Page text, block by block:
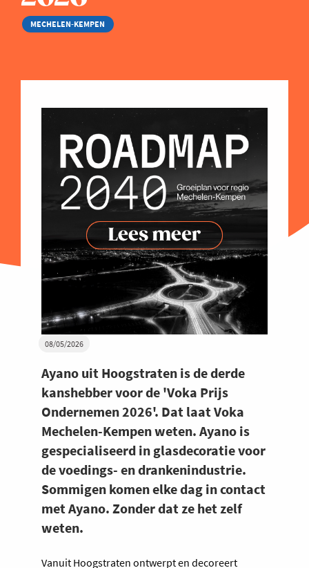
MECHELEN-KEMPEN
08/05/2026
Ayano uit Hoogstraten is de derde
kanshebber voor de 'Voka Prijs
Ondernemen 2026'. Dat laat Voka
Mechelen-Kempen weten. Ayano is
gespecialiseerd in glasdecoratie voor
de voedings- en drankenindustrie.
Sommigen komen elke dag in contact
met Ayano. Zonder dat ze het zelf
weten.
Vanuit Hoogstraten ontwerpt en decoreert